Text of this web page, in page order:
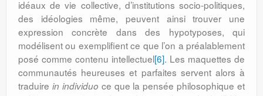
idéaux de vie collective, d’institutions socio-politiques,
des idéologies même, peuvent ainsi trouver une
expression concrète dans des hypotyposes, qui
modélisent ou exemplifient ce que l’on a préalablement
posé comme contenu intellectuel[6]. Les maquettes de
communautés heureuses et parfaites servent alors à
traduire in individuo ce que la pensée philosophique et